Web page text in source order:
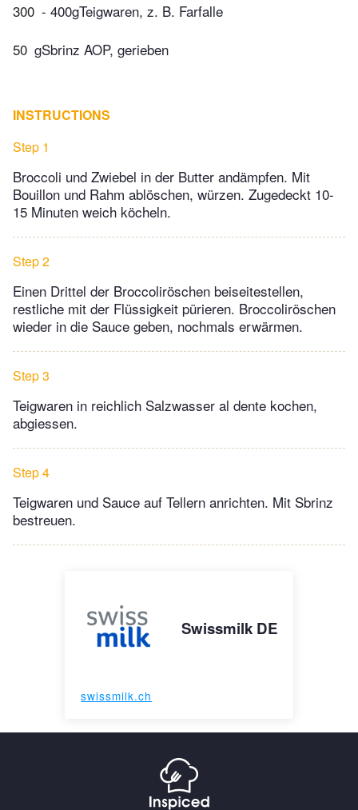
300 - 400gTeigwaren, z. B. Farfalle
50 gSbrinz AOP, gerieben
INSTRUCTIONS
Step 1
Broccoli und Zwiebel in der Butter andämpfen. Mit
Bouillon und Rahm ablöschen, würzen. Zugedeckt 10-
15 Minuten weich köcheln.
Step 2
Einen Drittel der Broccoliröschen beiseitestellen,
restliche mit der Flüssigkeit pürieren. Broccoliröschen
wieder in die Sauce geben, nochmals erwärmen.
Step 3
Teigwaren in reichlich Salzwasser al dente kochen,
abgiessen.
Step 4
Teigwaren und Sauce auf Tellern anrichten. Mit Sbrinz
bestreuen.
Swissmilk DE
swissmilk.ch